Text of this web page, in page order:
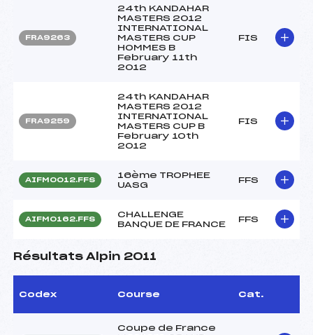
FRA9263
24th KANDAHAR
MASTERS 2012
INTERNATIONAL
MASTERS CUP
HOMMES B
February 11th
2012
FIS
FRA9259
24th KANDAHAR
MASTERS 2012
INTERNATIONAL
MASTERS CUP B
February 10th
2012
FIS
AIFM0012.FFS
16ème TROPHEE
UASG
FFS
AIFM0162.FFS
CHALLENGE
BANQUE DE FRANCE
FFS
Résultats Alpin 2011
Codex Course Cat.
Coupe de France